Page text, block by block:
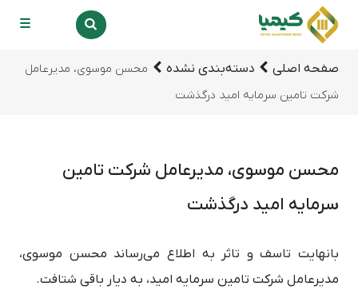
☰
صفحه اصلی دسته‌بندی نشده
محسن موسوی، مدیرعامل
شرکت تامین سرمایه امید درگذشت
محسن موسوی، مدیرعامل شرکت تامین
سرمایه امید درگذشت
بانهایت تاسف و تاثر به اطلاع می‌رساند محسن موسوی،
مدیرعامل شرکت تامین سرمایه امید، به دیار باقی شتافت.